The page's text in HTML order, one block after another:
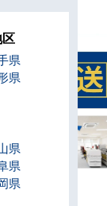
県
県
県
県
県